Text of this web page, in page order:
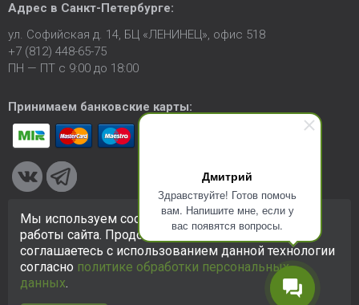
Дмитрий
Здравствуйте! Готов помочь
вам. Напишите мне, если у
вас появятся вопросы.
Адрес в Санкт-Петербурге:
ул. Софийская д. 14, БЦ «ЛЕНИНЕЦ», офис 518
+7 (812) 448-65-75
ПН — ПТ с 9:00 до 18:00
Принимаем банковские карты:
© 2005-2026 ООО «КСК». Сайт https://ksk24.ruсоздан
исключительно в информационных целях и любая информация
на сайте не является публичной офертой.Политика в
отношении персональных данных
Мы используем cookie-файлы для улучшения
работы сайта. Продолжая использовать сайт, вы
соглашаетесь с использованием данной технологии
согласно политике обработки персональных
данных.